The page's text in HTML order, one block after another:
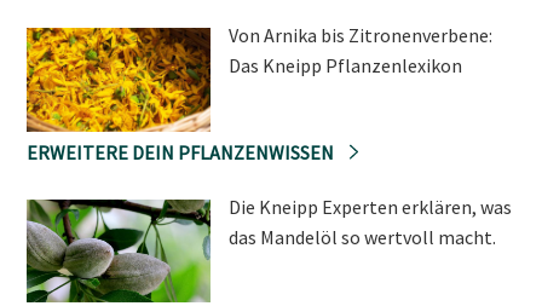
Von Arnika bis Zitronenverbene:
Das Kneipp Pflanzenlexikon
ERWEITERE DEIN PFLANZENWISSEN
Die Kneipp Experten erklären, was
das Mandelöl so wertvoll macht.